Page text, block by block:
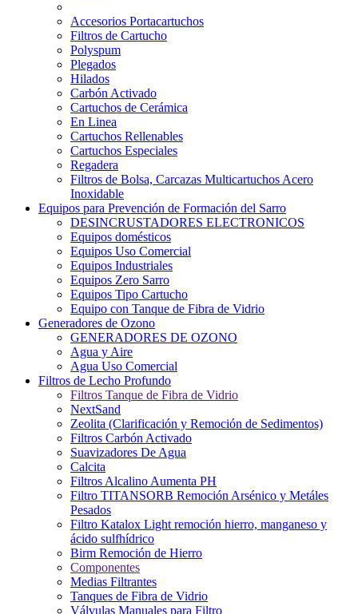
Accesorios Portacartuchos
Filtros de Cartucho
Polyspum
Plegados
Hilados
Carbón Activado
Cartuchos de Cerámica
En Linea
Cartuchos Rellenables
Cartuchos Especiales
Regadera
Filtros de Bolsa, Carcazas Multicartuchos Acero
Inoxidable
Equipos para Prevención de Formación del Sarro
DESINCRUSTADORES ELECTRONICOS
Equipos domésticos
Equipos Uso Comercial
Equipos Industriales
Equipos Zero Sarro
Equipos Tipo Cartucho
Equipo con Tanque de Fibra de Vidrio
Generadores de Ozono
GENERADORES DE OZONO
Agua y Aire
Agua Uso Comercial
Filtros de Lecho Profundo
Filtros Tanque de Fibra de Vidrio
NextSand
Zeolita (Clarificación y Remoción de Sedimentos)
Filtros Carbón Activado
Suavizadores De Agua
Calcita
Filtros Alcalino Aumenta PH
Filtro TITANSORB Remoción Arsénico y Metáles
Pesados
Filtro Katalox Light remoción hierro, manganeso y
ácido sulfhídrico
Birm Remoción de Hierro
Componentes
Medias Filtrantes
Tanques de Fibra de Vidrio
Válvulas Manuales para Filtro